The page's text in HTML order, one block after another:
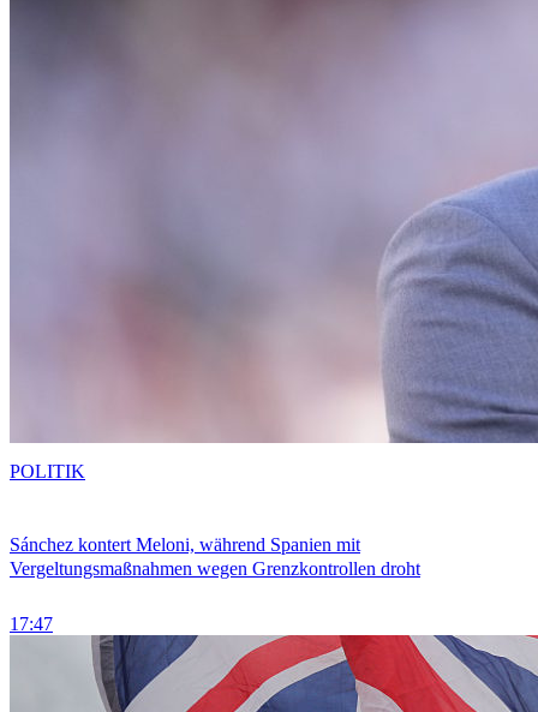
Sánchez kontert Meloni, während Spanien mit
Vergeltungsmaßnahmen wegen Grenzkontrollen droht
17:47
POLITIK